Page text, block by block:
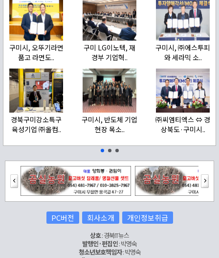
구미시, 오뚜기라면
품고 라면도..
구미 LG이노텍, 재
경부 기업혁..
구미시, ㈜에스투피
와 세라믹 소..
경북구미강소특구
육성기업 ㈜올컴..
구미시, 반도체 기업
현장 목소..
㈜씨엠티엑스 ⇔ 경
상북도·구미시..
PC버전 회사소개 개인정보취급
상호: 경북IT뉴스
발행인·편집인: 박명숙
청소년보호책임자: 박명숙